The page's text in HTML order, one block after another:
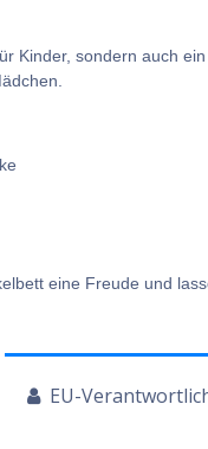
Kinder, sondern auch
eine Freude und
EU-